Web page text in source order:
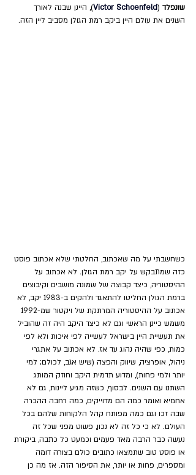
שונפלד (
Victor Schoenfeld), היינן שבנה לאורך
השנים את עולם היין ביקב רמת הגולן מסביב ליין הזה.
כשחשבתי על מה שאכתוב, החלטתי שלא אכתוב פוסט
כזה שמתבקש על יקב רמת הגולן. לא אכתוב על
ההיסטוריה, כיצד קבוצה של שמונה מושבים וקיבוצים
ברמת הגולן החליטו להתאגד ולהקים ב-1983 יקב, לא
משמש כיינן הראשי וגם לא כיצד היקב היה זה שהוביל
את תעשיית היין בישראל לעשייה לפי איכות ולא לפי
כמות, כפי שהיה נהוג עד אז. לא אכתוב על אתגרי
ניהול, אופרציה, שיווק והפצה (שיש אגב, לכולם; למי
יותר ולמי פחות), ומדוע תדמית היקב וחוזק המותג
השתנו עם השנים. לבסוף, כשזה מגיע ליינות, גם לא
אחמיא ואומר כמה הם מדוייקים, כמה רחבה ההכרה
שבה זכו וגם כמה מפותח קהל הלקוחות שלהם בכל
העולם. לא כי כל זה לא נכון, פשוט מפני שכל זה
נעשה כבר הרבה מאד פעמים וכמעט כל כתבה, ביקורת
או פוסט טוב שתמצאו כתובים כולם בצורה דומה
ומספרים, פחות או יותר, את הסיפור הזה. אז מה כן